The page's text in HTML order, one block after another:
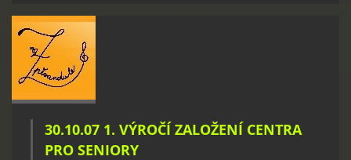
30.10.07 1. VÝROČÍ ZALOŽENÍ CENTRA
PRO SENIORY